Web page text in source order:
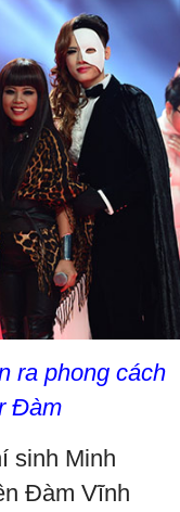
ra phong cách
Đàm
sinh Minh
Đàm Vĩnh